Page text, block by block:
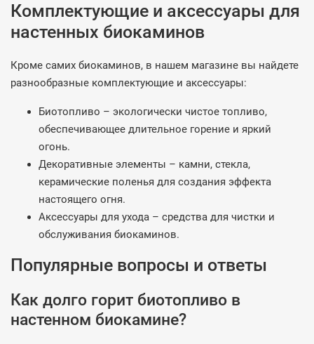
Комплектующие и аксессуары для
настенных биокаминов
Кроме самих биокаминов, в нашем магазине вы найдете
разнообразные комплектующие и аксессуары:
Биотопливо – экологически чистое топливо,
обеспечивающее длительное горение и яркий
огонь.
Декоративные элементы – камни, стекла,
керамические поленья для создания эффекта
настоящего огня.
Аксессуары для ухода – средства для чистки и
обслуживания биокаминов.
Популярные вопросы и ответы
Как долго горит биотопливо в
настенном биокамине?